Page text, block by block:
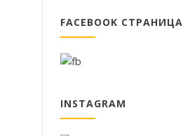
FACEBOOK СТРАНИЦА
INSTAGRAM